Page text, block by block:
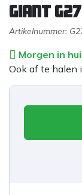
Giant
Artikelnummer:
Morgen in
Ook af te halen